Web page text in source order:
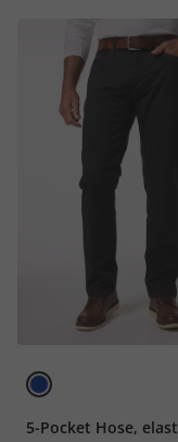
5-Pocket Hose,